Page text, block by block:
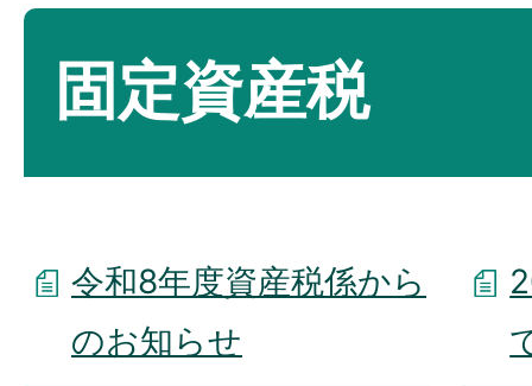
固定資産税
令和8年度資産税係から
のお知らせ